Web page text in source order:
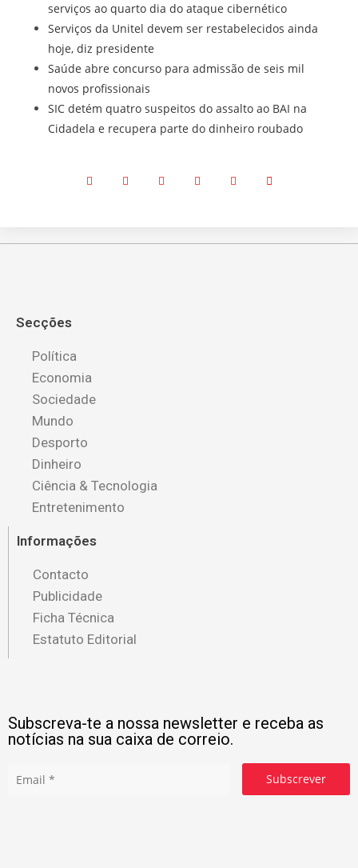
serviços ao quarto dia do ataque cibernético
Serviços da Unitel devem ser restabelecidos ainda
hoje, diz presidente
Saúde abre concurso para admissão de seis mil
novos profissionais
SIC detém quatro suspeitos do assalto ao BAI na
Cidadela e recupera parte do dinheiro roubado
Secções
Política
Economia
Sociedade
Mundo
Desporto
Dinheiro
Ciência & Tecnologia
Entretenimento
Informações
Contacto
Publicidade
Ficha Técnica
Estatuto Editorial
Subscreva-te a nossa newsletter e receba as
notícias na sua caixa de correio.
Subscrever